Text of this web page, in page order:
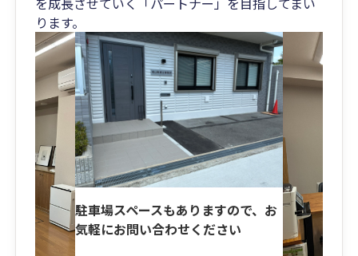
ります。
駐車場スペースもありますので、お
気軽にお問い合わせください